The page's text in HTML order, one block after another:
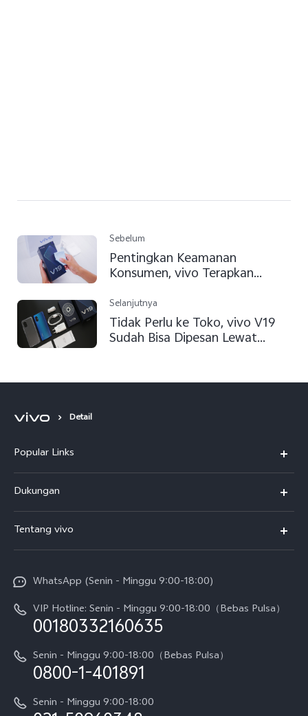
Sebelum
Pentingkan Keamanan
Konsumen, vivo Terapkan
Setiap Layanan Antar ke Rumah
Selanjutnya
Tidak Perlu ke Toko, vivo V19
Sudah Bisa Dipesan Lewat
Detail
Popular Links
T5
T5 Pro
V70
V70 FE
Y05
X300 Pro
Gerai Terdekat
Dukungan
Service Center
Funtouch OS
Pembaruan Sistem
Harga Spare Part
Otentikasi IMEI
Tentang vivo
Sejarah
Berita
Pemberitahuan Hukum
Tentang Kami
WhatsApp (Senin - Minggu 9:00-18:00)
VIP Hotline: Senin - Minggu 9:00-18:00（Bebas Pulsa）
00180332160635
Senin - Minggu 9:00-18:00（Bebas Pulsa）
0800-1-401891
Senin - Minggu 9:00-18:00